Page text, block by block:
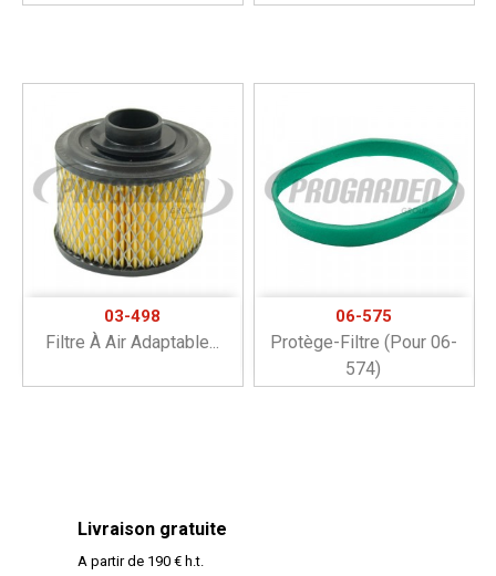
03-498
Filtre À Air Adaptable...
06-575
Protège-Filtre (pour 06-
574)
Livraison gratuite
A partir de 190 € h.t.